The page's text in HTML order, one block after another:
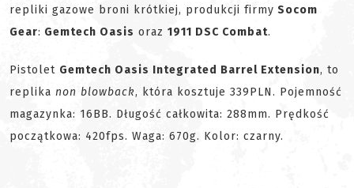
repliki gazowe broni krótkiej, produkcji firmy Socom
Gear: Gemtech Oasis oraz 1911 DSC Combat.
Pistolet Gemtech Oasis Integrated Barrel Extension, to
replika non blowback, która kosztuje 339PLN. Pojemność
magazynka: 16BB. Długość całkowita: 288mm. Prędkość
początkowa: 420fps. Waga: 670g. Kolor: czarny.